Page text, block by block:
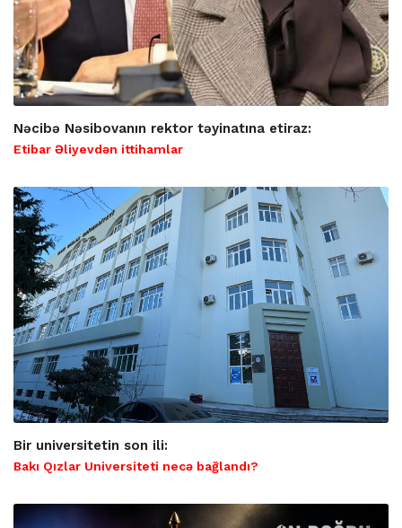
Nəcibə Nəsibovanın rektor təyinatına etiraz:
Etibar Əliyevdən ittihamlar
Bir universitetin son ili:
Bakı Qızlar Universiteti necə bağlandı?